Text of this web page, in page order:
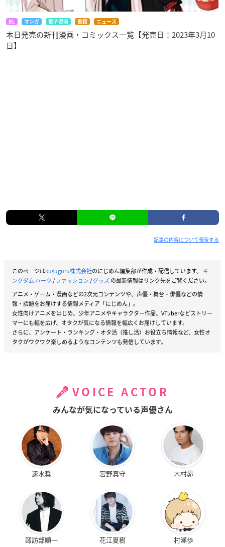
BL マンガ 電子漫画 書籍 ニュース
本日発売の新刊漫画・コミックス一覧【発売日：2023年3月10
日】
記事の内容について報告する
このページはkusuguru株式会社のにじめん編集部が作成・配信しています。 キ
ングダム ハーツ/ファッション/グッズの最新情報はリンク先をご覧ください。
アニメ・ゲーム・漫画などの2次元コンテンツや、声優・舞台・俳優などの情
報・話題をお届けする情報メディア「にじめん」。
女性向けアニメをはじめ、少年アニメやキャラクター作品、VTuberなどストリー
マーにも幅を広げ、オタクが気になる情報を幅広くお届けしています。
さらに、アンケート・ランキング・オタ活（推し活）お役立ち情報など、女性オ
タクがワクワク楽しめるようなコンテンツも発信しています。
VOICE ACTOR
みんなが気になっている声優さん
速水奨 宮野真守 木村昴
諏訪部順一 花江夏樹 村瀬歩